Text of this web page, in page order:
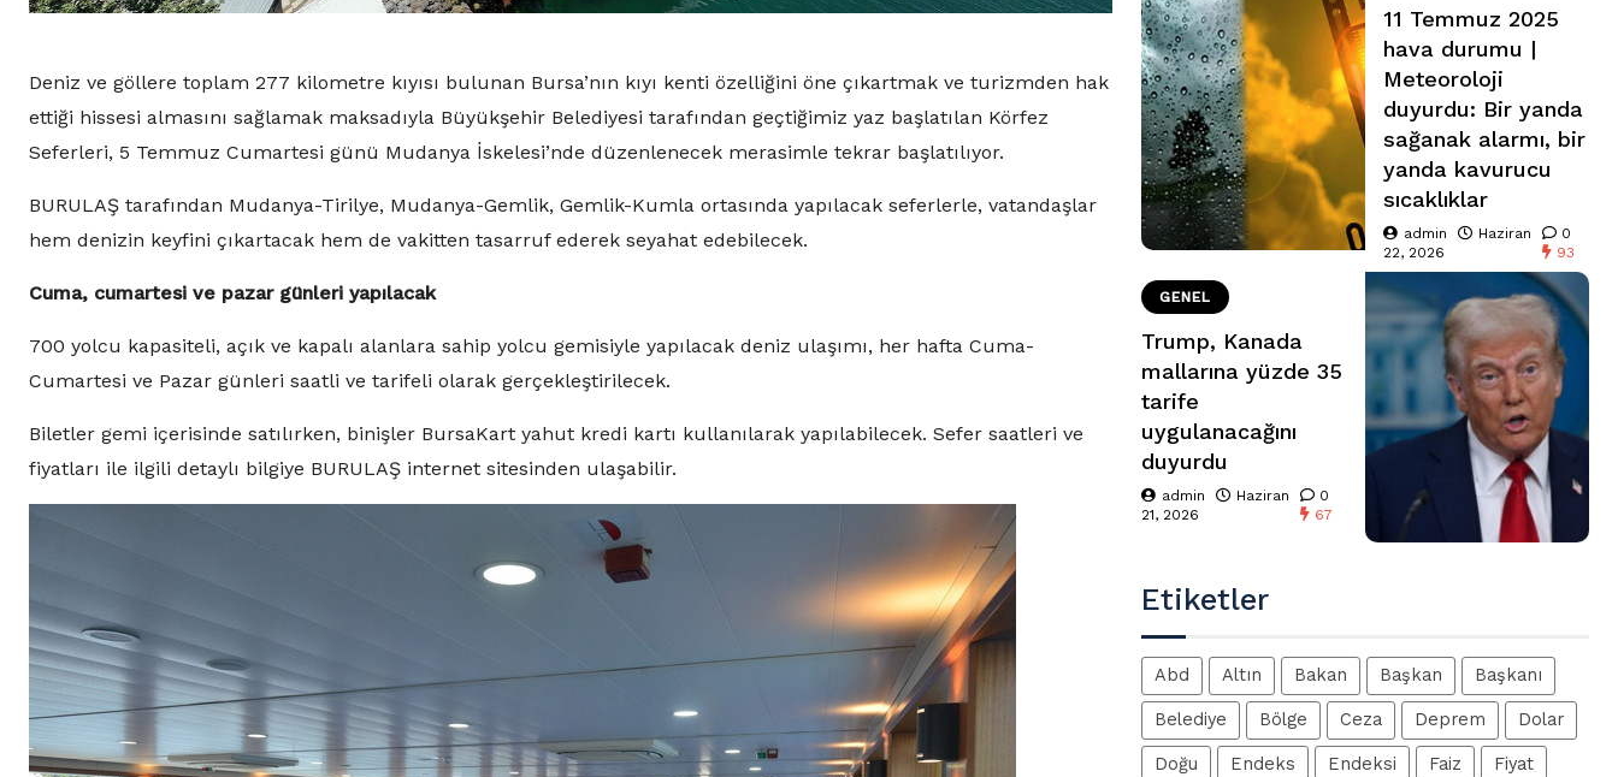
Deniz ve göllere toplam 277 kilometre kıyısı bulunan Bursa’nın kıyı kenti özelliğini öne çıkartmak ve turizmden hak
ettiği hissesi almasını sağlamak maksadıyla Büyükşehir Belediyesi tarafından geçtiğimiz yaz başlatılan Körfez
Seferleri, 5 Temmuz Cumartesi günü Mudanya İskelesi’nde düzenlenecek merasimle tekrar başlatılıyor.
BURULAŞ tarafından Mudanya-Tirilye, Mudanya-Gemlik, Gemlik-Kumla ortasında yapılacak seferlerle, vatandaşlar
hem denizin keyfini çıkartacak hem de vakitten tasarruf ederek seyahat edebilecek.
Cuma, cumartesi ve pazar günleri yapılacak
700 yolcu kapasiteli, açık ve kapalı alanlara sahip yolcu gemisiyle yapılacak deniz ulaşımı, her hafta Cuma-
Cumartesi ve Pazar günleri saatli ve tarifeli olarak gerçekleştirilecek.
Biletler gemi içerisinde satılırken, binişler BursaKart yahut kredi kartı kullanılarak yapılabilecek. Sefer saatleri ve
fiyatları ile ilgili detaylı bilgiye BURULAŞ internet sitesinden ulaşabilir.
11 Temmuz 2025
hava durumu |
Meteoroloji
duyurdu: Bir yanda
sağanak alarmı, bir
yanda kavurucu
sıcaklıklar
admin
Haziran
22, 2026
0
93
GENEL
Trump, Kanada
mallarına yüzde 35
tarife
uygulanacağını
duyurdu
admin
Haziran
21, 2026
0
67
Etiketler
Abd Altın Bakan Başkan Başkanı
Belediye Bölge Ceza Deprem Dolar
Doğu Endeks Endeksi Faiz Fiyat